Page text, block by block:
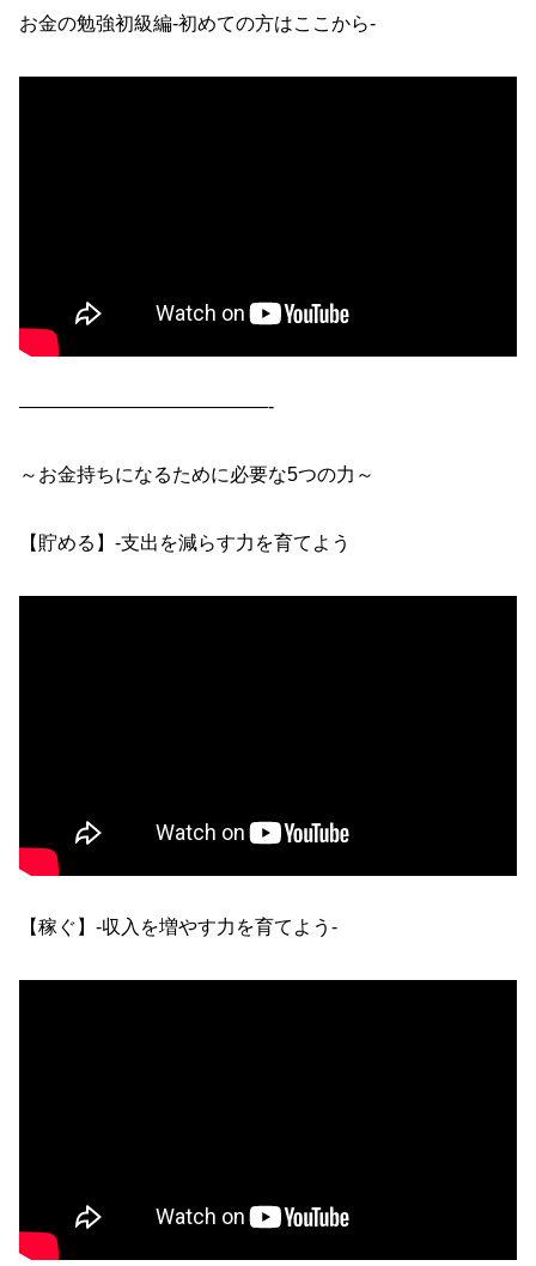
お金の勉強初級編-初めての方はここから-
—————————————-
～お金持ちになるために必要な5つの力～
【貯める】-支出を減らす力を育てよう
【稼ぐ】-収入を増やす力を育てよう-